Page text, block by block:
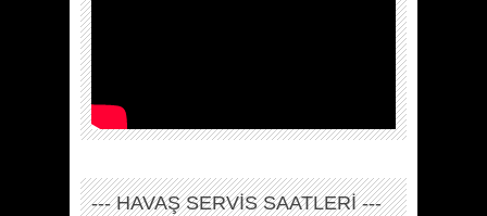
--- HAVAŞ SERVİS SAATLERİ ---